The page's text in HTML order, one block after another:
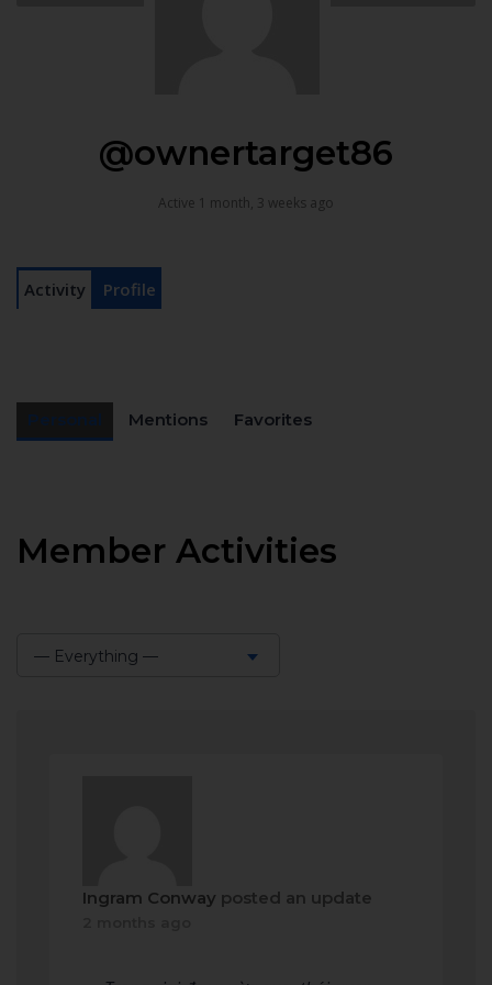
@ownertarget86
Active 1 month, 3 weeks ago
Activity Profile
Mentions Favorites
Member Activities
— Everything —
Ingram Conway posted an update